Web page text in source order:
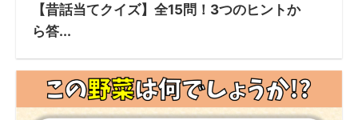
【昔話当てクイズ】全15問！3つのヒントか
ら答...